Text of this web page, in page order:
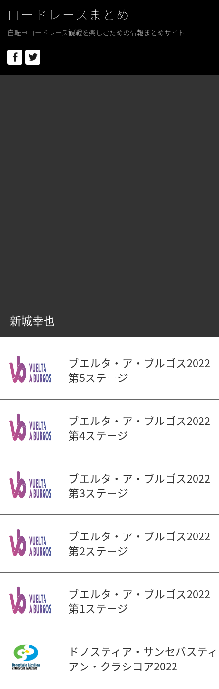
ロードレースまとめ
自転車ロードレース観戦を楽しむための情報まとめサイト
Facebook
新城幸也
ブエルタ・ア・ブルゴス2022
第5ステージ
ブエルタ・ア・ブルゴス2022
第4ステージ
ブエルタ・ア・ブルゴス2022
第3ステージ
ブエルタ・ア・ブルゴス2022
第2ステージ
ブエルタ・ア・ブルゴス2022
第1ステージ
ドノスティア・サンセバスティ
アン・クラシコア2022